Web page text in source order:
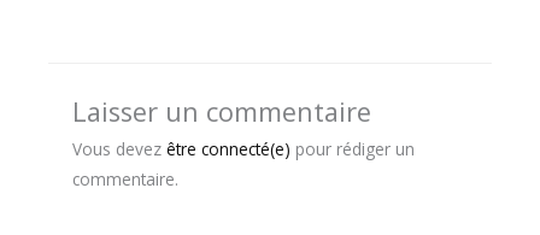
Laisser un commentaire
Vous devez être connecté(e) pour rédiger un
commentaire.